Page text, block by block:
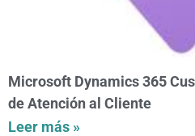
Microsoft Dynamics 365
de Atención al Cliente
Leer más »